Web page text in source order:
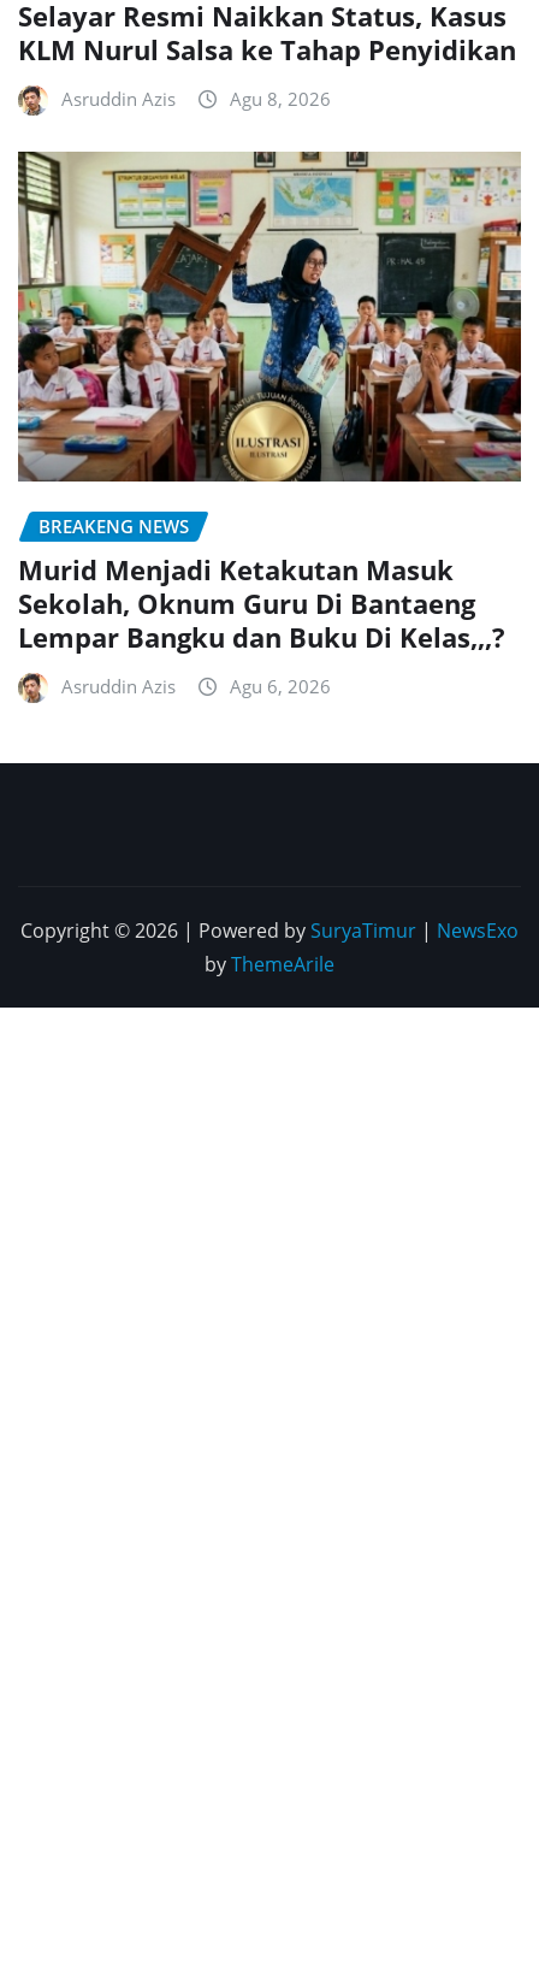
Selayar Resmi Naikkan Status, Kasus
KLM Nurul Salsa ke Tahap Penyidikan
Asruddin Azis Agu 8, 2026
BREAKENG NEWS
Murid Menjadi Ketakutan Masuk
Sekolah, Oknum Guru Di Bantaeng
Lempar Bangku dan Buku Di Kelas,,,?
Asruddin Azis Agu 6, 2026
Copyright © 2026 | Powered bySuryaTimur | NewsExo
byThemeArile